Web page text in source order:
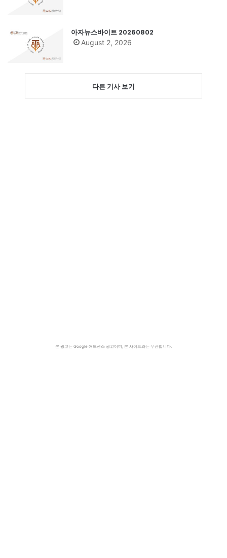
아자뉴스바이트 20260802
August 2, 2026
다른 기사 보기
본 광고는 Google 애드센스 광고이며, 본 사이트와는 무관합니다.